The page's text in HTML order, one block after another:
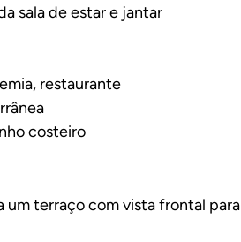
sala de estar e jantar
restaurante
costeiro
um terraço com vista frontal para